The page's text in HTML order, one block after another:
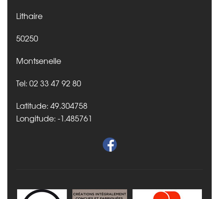
Lithaire
50250
Montsenelle
Tel: 02 33 47 92 80
Latitude: 49.304758
Longitude: -1.485761